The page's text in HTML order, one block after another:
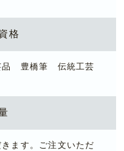
格
品 豊橋筆 伝統工芸
ます。ご注文いただ